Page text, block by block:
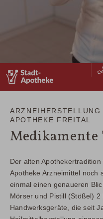
stadtapotheke
Zusammenfassung
Apotheke für alle Generationen
Besondere Kompetenz bei
Weiterer Vorteile bzw.
(03 51) 64197 0
Apotheke für alle
Besondere
Weiterer Vorteile bzw.
(03 51) 64947 53
APOTHEKE FREITAL
Medikamente
Der alten
Apotheke Arzneimittel noch
einmal einen genaueren
Mörser und Pistill (Stößel) 2
Handwerksgeräte, die seit